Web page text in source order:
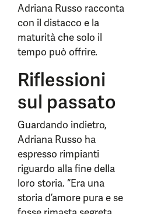
Adriana Russo racconta
con il distacco e la
maturità che solo il
tempo può offrire.
Riflessioni
sul passato
Guardando indietro,
Adriana Russo ha
espresso rimpianti
riguardo alla fine della
loro storia. “Era una
storia d’amore pura e se